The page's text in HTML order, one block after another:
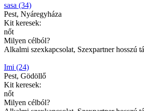
sasa (34)
Pest, Nyáregyháza
Kit keresek:
nőt
Milyen célból?
Alkalmi szexkapcsolat, Szexpartner hosszú
Imi (24)
Pest, Gödöllő
Kit keresek:
nőt
Milyen célból?